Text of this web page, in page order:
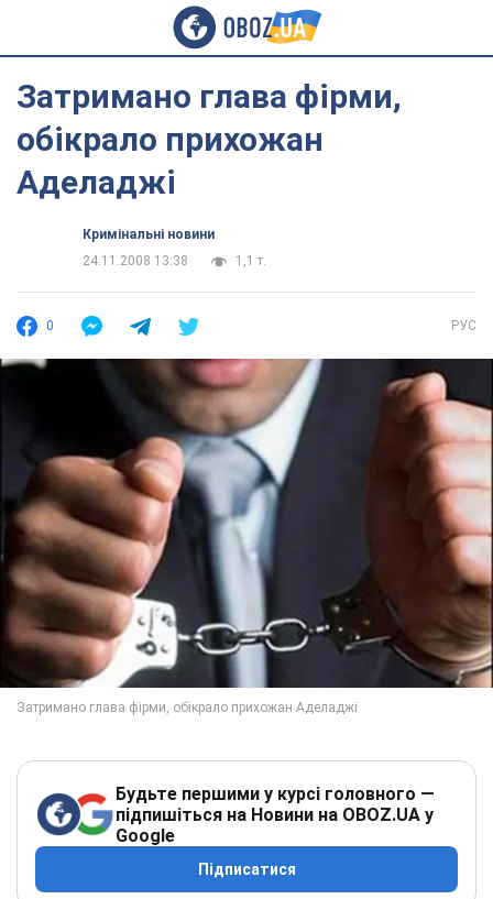
Затримано глава фірми,
обікрало прихожан
Аделаджі
Кримінальні новини
24.11.2008 13:38
1,1 т.
0 РУС
Будьте першими у курсі головного —
підпишіться на Новини на OBOZ.UA у
Google
Підписатися